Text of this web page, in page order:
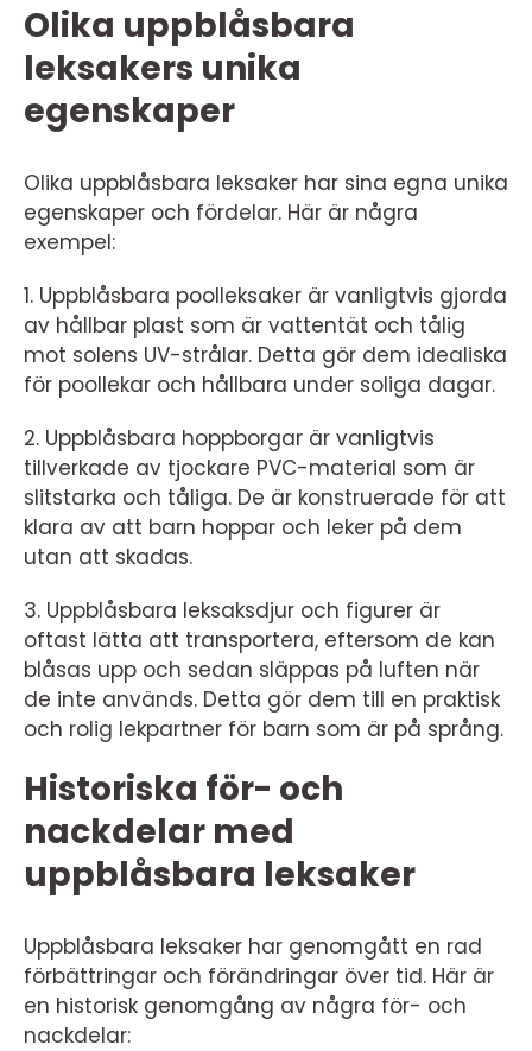
Olika uppblåsbara
leksakers unika
egenskaper
Olika uppblåsbara leksaker har sina egna unika
egenskaper och fördelar. Här är några
exempel:
1. Uppblåsbara poolleksaker är vanligtvis gjorda
av hållbar plast som är vattentät och tålig
mot solens UV-strålar. Detta gör dem idealiska
för poollekar och hållbara under soliga dagar.
2. Uppblåsbara hoppborgar är vanligtvis
tillverkade av tjockare PVC-material som är
slitstarka och tåliga. De är konstruerade för att
klara av att barn hoppar och leker på dem
utan att skadas.
3. Uppblåsbara leksaksdjur och figurer är
oftast lätta att transportera, eftersom de kan
blåsas upp och sedan släppas på luften när
de inte används. Detta gör dem till en praktisk
och rolig lekpartner för barn som är på språng.
Historiska för- och
nackdelar med
uppblåsbara leksaker
Uppblåsbara leksaker har genomgått en rad
förbättringar och förändringar över tid. Här är
en historisk genomgång av några för- och
nackdelar: